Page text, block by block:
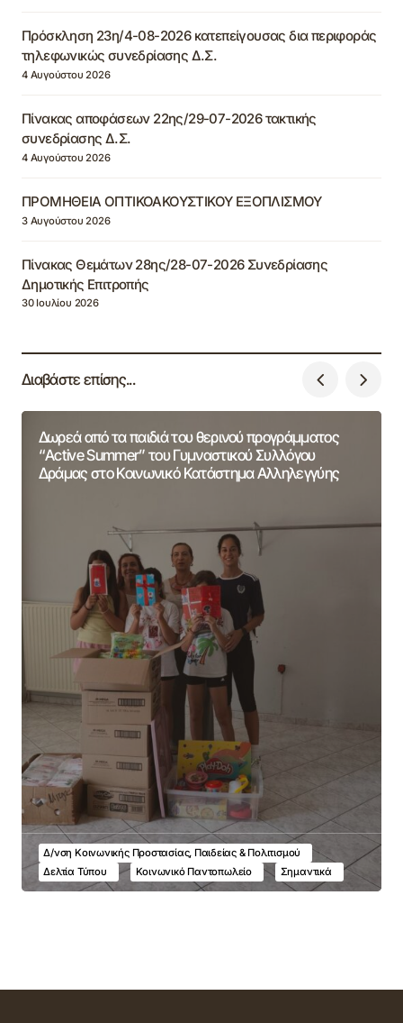
Πρόσκληση 23η/4-08-2026 κατεπείγουσας δια περιφοράς
τηλεφωνικώς συνεδρίασης Δ.Σ.
4 Αυγούστου 2026
Πίνακας αποφάσεων 22ης/29-07-2026 τακτικής
συνεδρίασης Δ.Σ.
4 Αυγούστου 2026
ΠΡΟΜΗΘΕΙΑ ΟΠΤΙΚΟΑΚΟΥΣΤΙΚΟΥ ΕΞΟΠΛΙΣΜΟΥ
3 Αυγούστου 2026
Πίνακας Θεμάτων 28ης/28-07-2026 Συνεδρίασης
Δημοτικής Επιτροπής
30 Ιουλίου 2026
Διαβάστε επίσης...
Δωρεά από τα παιδιά του θερινού προγράμματος
“Active Summer” του Γυμναστικού Συλλόγου
Δράμας στο Κοινωνικό Κατάστημα Αλληλεγγύης
Δ/νση Κοινωνικής Προστασίας, Παιδείας & Πολιτισμού
Δελτία Τύπου
Κοινωνικό Παντοπωλείο Σημαντικά